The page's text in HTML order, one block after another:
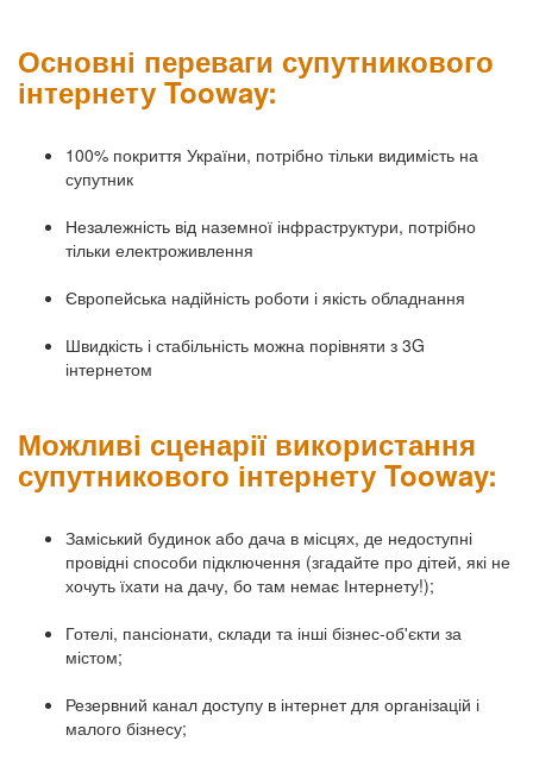
Основні переваги супутникового
інтернету Tooway:
100% покриття України, потрібно тільки видимість на
супутник
Незалежність від наземної інфраструктури, потрібно
тільки електроживлення
Європейська надійність роботи і якість обладнання
Швидкість і стабільність можна порівняти з 3G
інтернетом
Можливі сценарії використання
супутникового інтернету Tooway:
Заміський будинок або дача в місцях, де недоступні
провідні способи підключення (згадайте про дітей, які не
хочуть їхати на дачу, бо там немає Інтернету!);
Готелі, пансіонати, склади та інші бізнес-об'єкти за
містом;
Резервний канал доступу в інтернет для організацій і
малого бізнесу;